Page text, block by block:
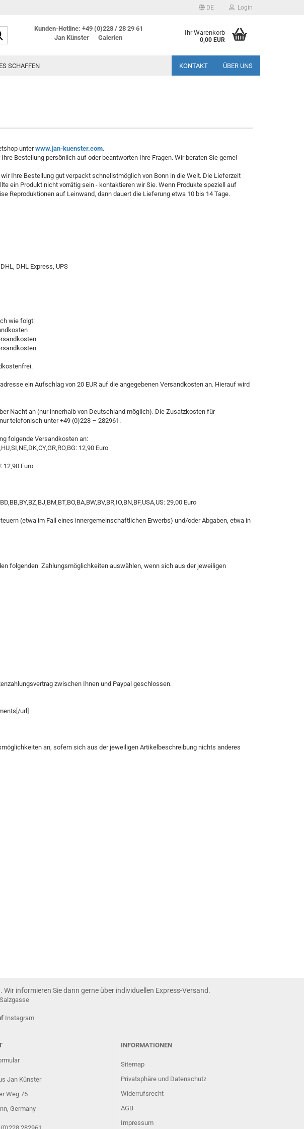
DE Login
Kunden-Hotline: +49 (0)228 / 28 29 61
Jan Künster
Galerien
Ihr Warenkorb
0,00 EUR
SCHAFFEN KONTAKT ÜBER UNS
unter www.jan-kuenster.com.
Bestellung persönlich auf oder beantworten Ihre Fragen. Wir beraten Sie gerne!
Ihre Bestellung gut verpackt schnellstmöglich von Bonn in die Welt. Die Lieferzeit
ein Produkt nicht vorrätig sein - kontaktieren wir Sie. Wenn Produkte speziell auf
Reproduktionen auf Leinwand, dann dauert die Lieferung etwa 10 bis 14 Tage.
DHL Express, UPS
wie folgt:
ein Aufschlag von 20 EUR auf die angegebenen Versandkosten an. Hierauf wird
Nacht an (nur innerhalb von Deutschland möglich). Die Zusatzkosten für
telefonisch unter +49 (0)228 – 282961.
folgende Versandkosten an:
12,90 Euro
12,90 Euro
29,00 Euro
(etwa im Fall eines innergemeinschaftlichen Erwerbs) und/oder Abgaben, etwa in
folgenden Zahlungsmöglichkeiten auswählen, wenn sich aus der jeweiligen
zwischen Ihnen und Paypal geschlossen.
url]
an, sofern sich aus der jeweiligen Artikelbeschreibung nichts anderes
informieren Sie dann gerne über individuellen Express-Versand.
Instagram
Jan Künster
Weg 75
, Germany
INFORMATIONEN
Sitemap
Privatsphäre und Datenschutz
Widerrufsrecht
AGB
Impressum